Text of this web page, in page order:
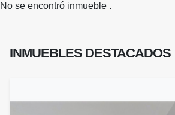
No se encontró inmueble .
INMUEBLES DESTACADOS